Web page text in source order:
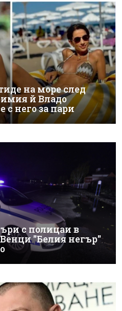
на море след
й Владо
с него за пари
с полицаи в
"Белия негър"